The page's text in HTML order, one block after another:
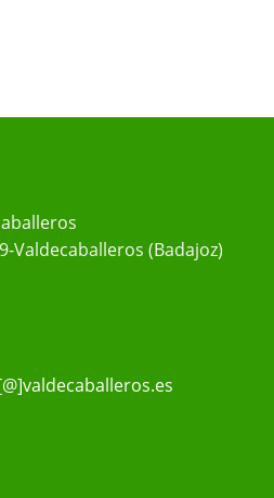
Valdecaballeros (Badajoz)